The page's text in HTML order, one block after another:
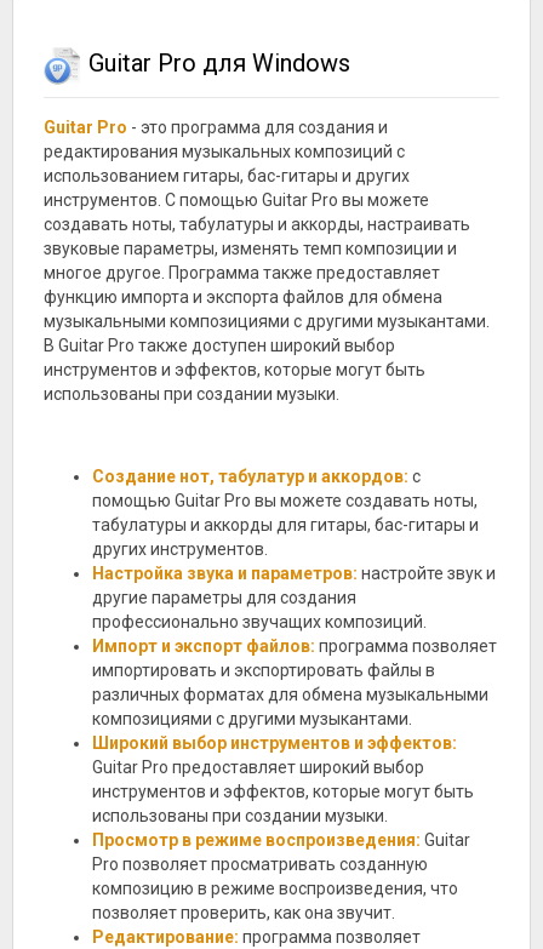
Guitar Pro для Windows
Guitar Pro - это программа для создания и
редактирования музыкальных композиций с
использованием гитары, бас-гитары и других
инструментов. С помощью Guitar Pro вы можете
создавать ноты, табулатуры и аккорды, настраивать
звуковые параметры, изменять темп композиции и
многое другое. Программа также предоставляет
функцию импорта и экспорта файлов для обмена
музыкальными композициями с другими музыкантами.
В Guitar Pro также доступен широкий выбор
инструментов и эффектов, которые могут быть
использованы при создании музыки.
Создание нот, табулатур и аккордов: с
помощью Guitar Pro вы можете создавать ноты,
табулатуры и аккорды для гитары, бас-гитары и
других инструментов.
Настройка звука и параметров: настройте звук и
другие параметры для создания
профессионально звучащих композиций.
Импорт и экспорт файлов: программа позволяет
импортировать и экспортировать файлы в
различных форматах для обмена музыкальными
композициями с другими музыкантами.
Широкий выбор инструментов и эффектов:
Guitar Pro предоставляет широкий выбор
инструментов и эффектов, которые могут быть
использованы при создании музыки.
Просмотр в режиме воспроизведения: Guitar
Pro позволяет просматривать созданную
композицию в режиме воспроизведения, что
позволяет проверить, как она звучит.
Редактирование: программа позволяет